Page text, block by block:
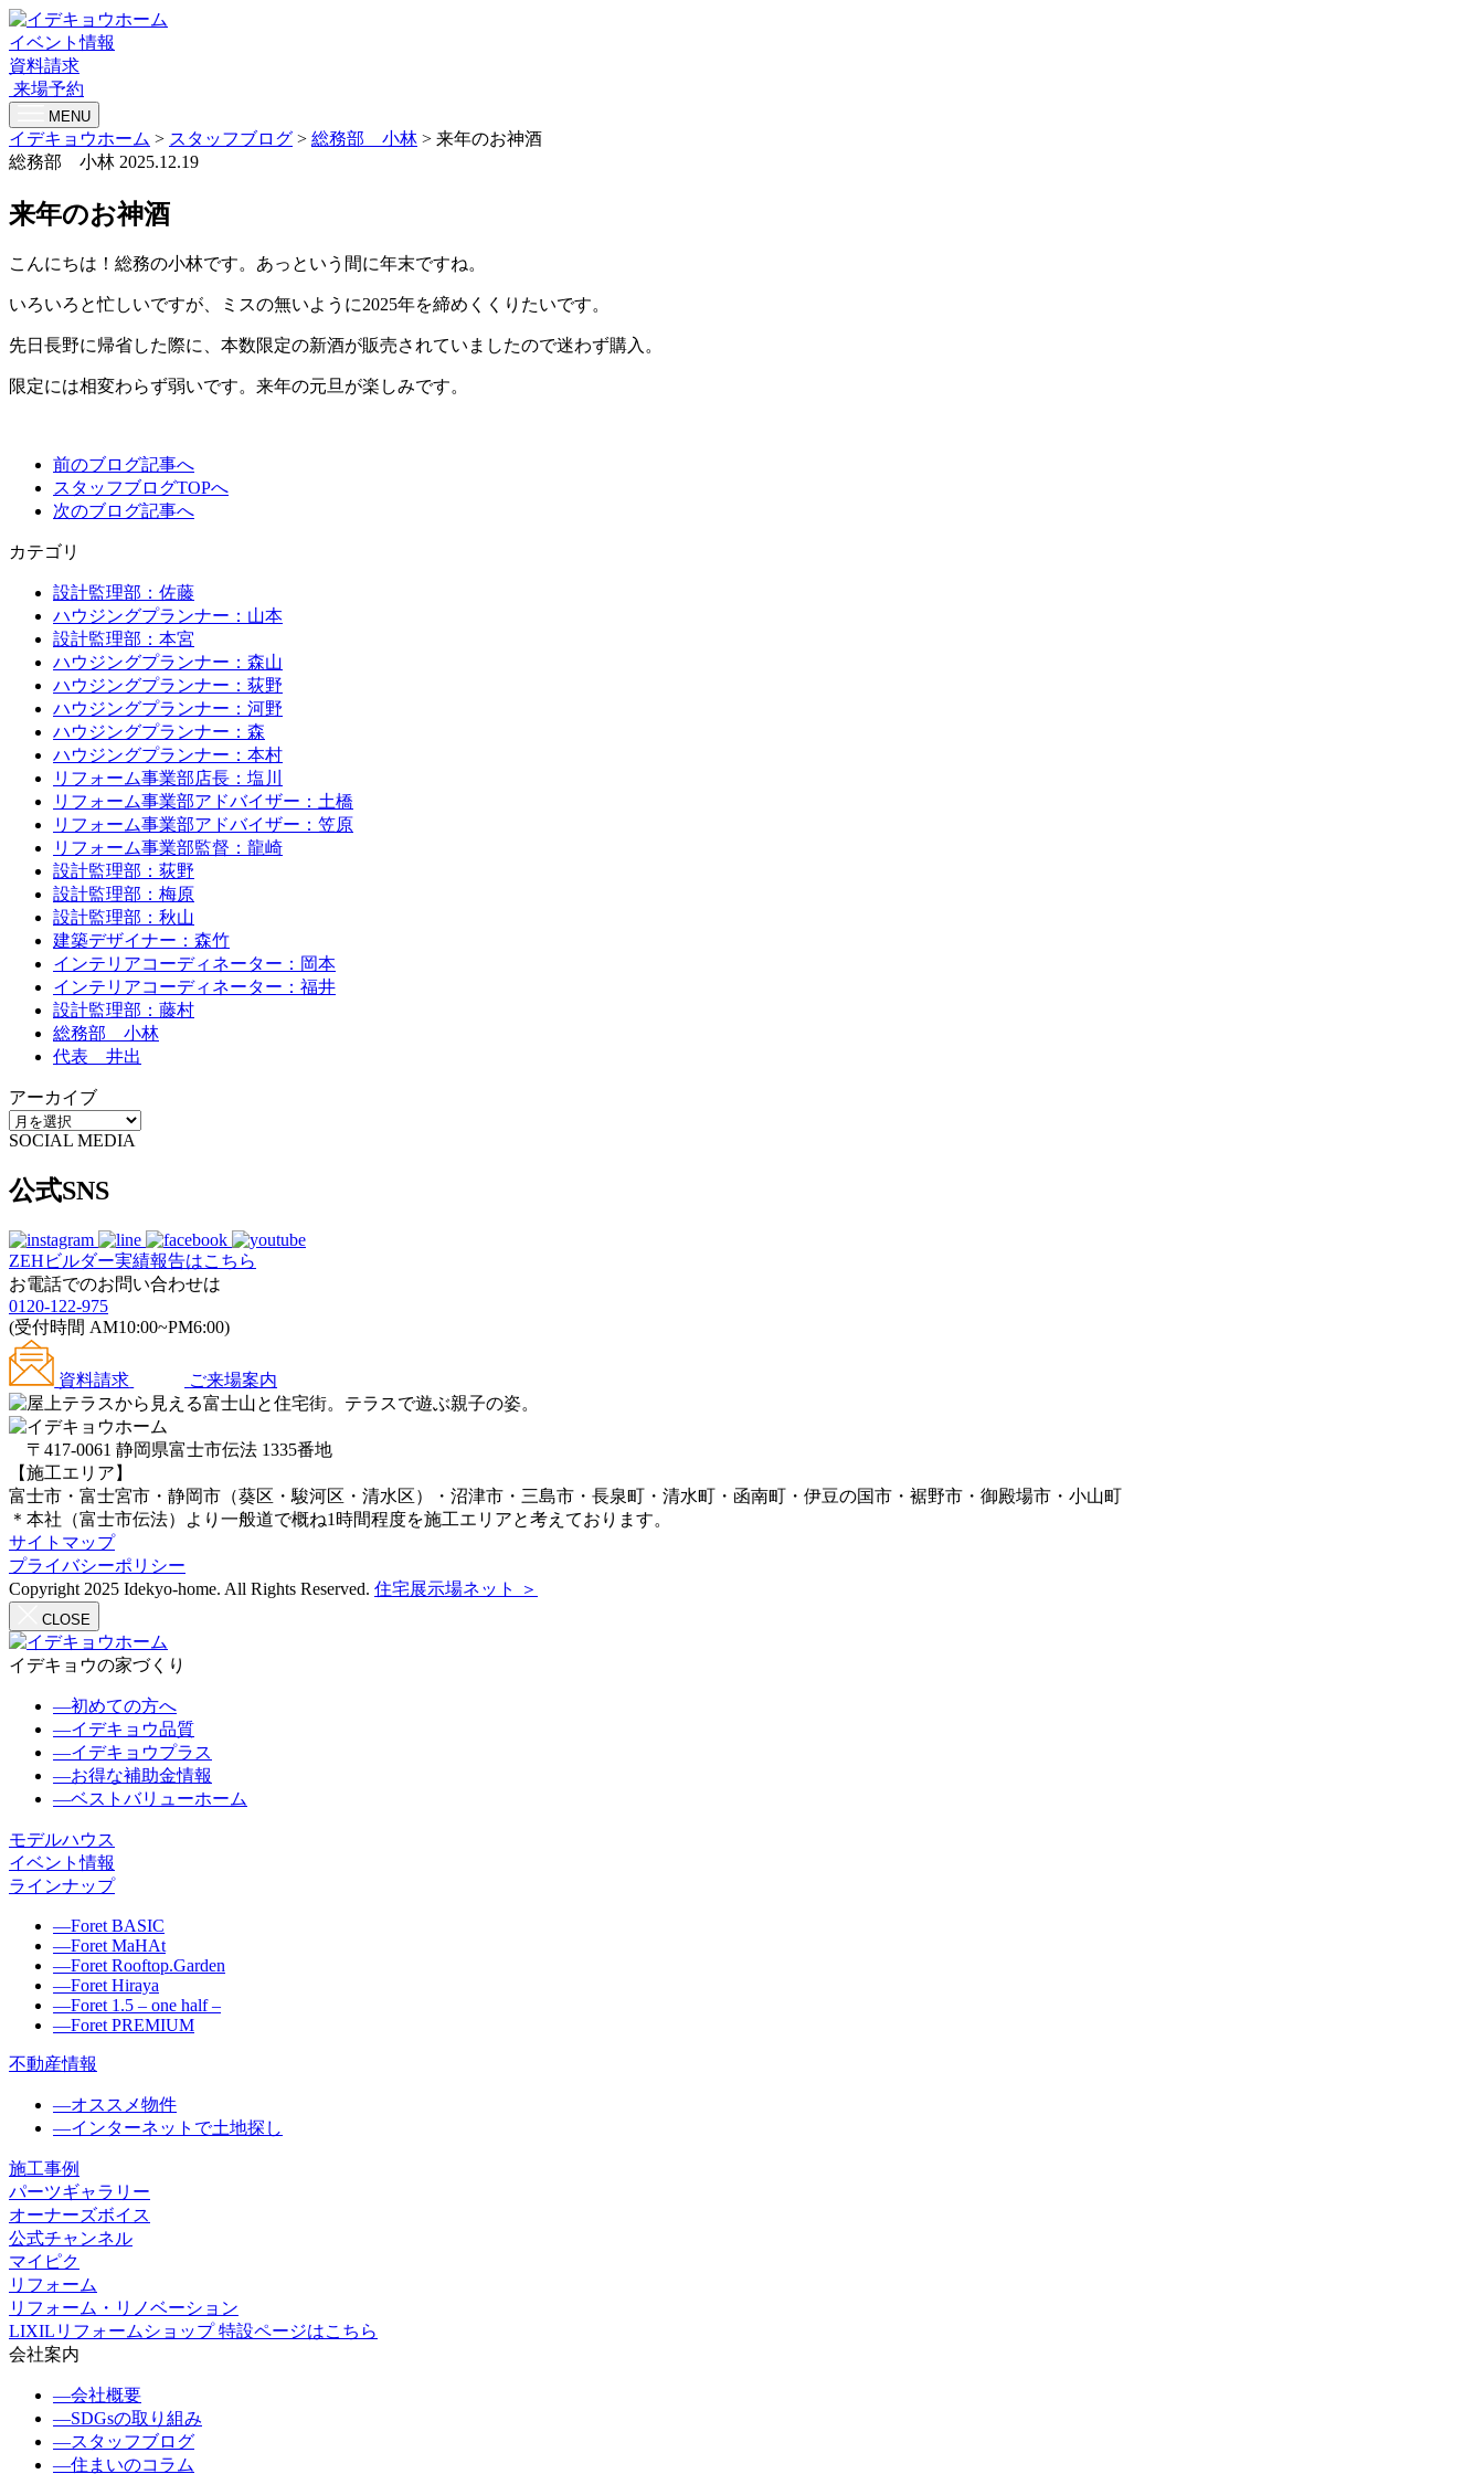
イベント情報
資料請求
来場予約
MENU
イデキョウホーム > スタッフブログ > 総務部 小林 > 来年のお神酒
総務部 小林 2025.12.19
来年のお神酒
こんにちは！総務の小林です。あっという間に年末ですね。
いろいろと忙しいですが、ミスの無いように2025年を締めくくりたいです。
先日長野に帰省した際に、本数限定の新酒が販売されていましたので迷わず購入。
限定には相変わらず弱いです。来年の元旦が楽しみです。
前のブログ記事へ
スタッフブログTOPへ
次のブログ記事へ
カテゴリ
設計監理部：佐藤
ハウジングプランナー：山本
設計監理部：本宮
ハウジングプランナー：森山
ハウジングプランナー：荻野
ハウジングプランナー：河野
ハウジングプランナー：森
ハウジングプランナー：本村
リフォーム事業部店長：塩川
リフォーム事業部アドバイザー：土橋
リフォーム事業部アドバイザー：笠原
リフォーム事業部監督：龍崎
設計監理部：荻野
設計監理部：梅原
設計監理部：秋山
建築デザイナー：森竹
インテリアコーディネーター：岡本
インテリアコーディネーター：福井
設計監理部：藤村
総務部 小林
代表 井出
アーカイブ
SOCIAL MEDIA
公式SNS
ZEHビルダー実績報告はこちら
お電話でのお問い合わせは
0120-122-975
(受付時間 AM10:00~PM6:00)
資料請求 ご来場案内
〒417-0061 静岡県富士市伝法 1335番地
【施工エリア】
富士市・富士宮市・静岡市（葵区・駿河区・清水区）・沼津市・三島市・長泉町・清水町・函南町・伊豆の国市・裾野市・御殿場市・小山町
＊本社（富士市伝法）より一般道で概ね1時間程度を施工エリアと考えております。
サイトマップ
プライバシーポリシー
Copyright 2025 Idekyo-home. All Rights Reserved. 住宅展示場ネット ＞
CLOSE
イデキョウの家づくり
―初めての方へ
―イデキョウ品質
―イデキョウプラス
―お得な補助金情報
―ベストバリューホーム
モデルハウス
イベント情報
ラインナップ
―Foret BASIC
―Foret MaHAt
―Foret Rooftop.Garden
―Foret Hiraya
―Foret 1.5 – one half –
―Foret PREMIUM
不動産情報
―オススメ物件
―インターネットで土地探し
施工事例
パーツギャラリー
オーナーズボイス
公式チャンネル
マイピク
リフォーム
リフォーム・リノベーション
LIXILリフォームショップ 特設ページはこちら
会社案内
―会社概要
―SDGsの取り組み
―スタッフブログ
―住まいのコラム